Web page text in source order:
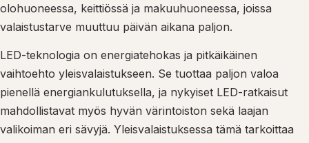
olohuoneessa, keittiössä ja makuuhuoneessa, joissa
valaistustarve muuttuu päivän aikana paljon.
LED-teknologia on energiatehokas ja pitkäikäinen
vaihtoehto yleisvalaistukseen. Se tuottaa paljon valoa
pienellä energiankulutuksella, ja nykyiset LED-ratkaisut
mahdollistavat myös hyvän värintoiston sekä laajan
valikoiman eri sävyjä. Yleisvalaistuksessa tämä tarkoittaa